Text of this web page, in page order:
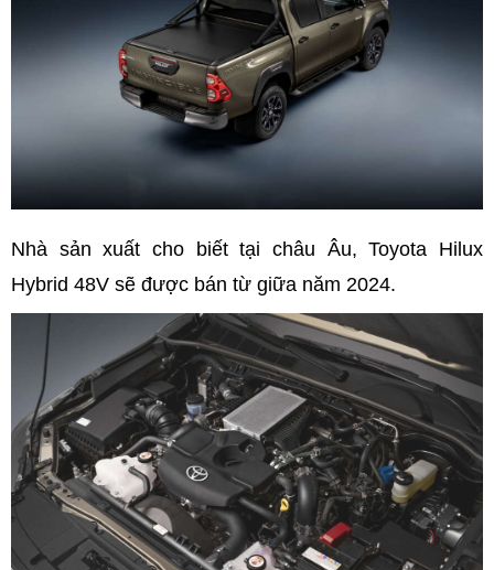
Nhà sản xuất cho biết tại châu Âu, Toyota Hilux
Hybrid 48V sẽ được bán từ giữa năm 2024.